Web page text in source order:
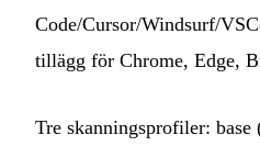
Code/Cursor/Windsurf/
tillägg för Chrome, Edge,
Tre skanningsprofiler: